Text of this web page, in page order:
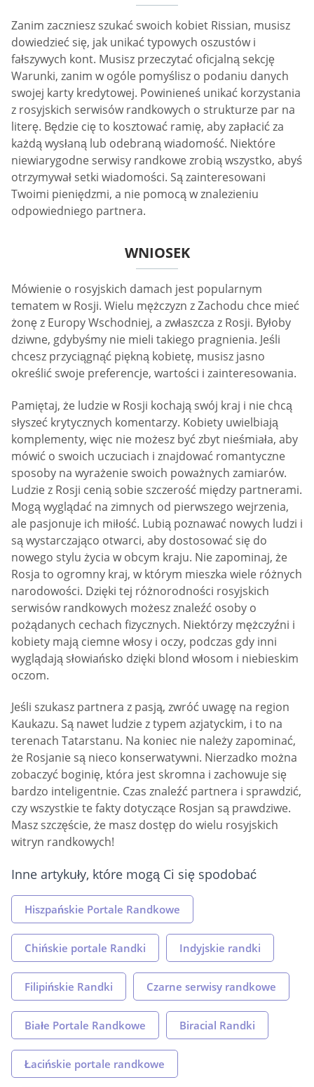
Zanim zaczniesz szukać swoich kobiet Rissian, musisz
dowiedzieć się, jak unikać typowych oszustów i
fałszywych kont. Musisz przeczytać oficjalną sekcję
Warunki, zanim w ogóle pomyślisz o podaniu danych
swojej karty kredytowej. Powinieneś unikać korzystania
z rosyjskich serwisów randkowych o strukturze par na
literę. Będzie cię to kosztować ramię, aby zapłacić za
każdą wysłaną lub odebraną wiadomość. Niektóre
niewiarygodne serwisy randkowe zrobią wszystko, abyś
otrzymywał setki wiadomości. Są zainteresowani
Twoimi pieniędzmi, a nie pomocą w znalezieniu
odpowiedniego partnera.
WNIOSEK
Mówienie o rosyjskich damach jest popularnym
tematem w Rosji. Wielu mężczyzn z Zachodu chce mieć
żonę z Europy Wschodniej, a zwłaszcza z Rosji. Byłoby
dziwne, gdybyśmy nie mieli takiego pragnienia. Jeśli
chcesz przyciągnąć piękną kobietę, musisz jasno
określić swoje preferencje, wartości i zainteresowania.
Pamiętaj, że ludzie w Rosji kochają swój kraj i nie chcą
słyszeć krytycznych komentarzy. Kobiety uwielbiają
komplementy, więc nie możesz być zbyt nieśmiała, aby
mówić o swoich uczuciach i znajdować romantyczne
sposoby na wyrażenie swoich poważnych zamiarów.
Ludzie z Rosji cenią sobie szczerość między partnerami.
Mogą wyglądać na zimnych od pierwszego wejrzenia,
ale pasjonuje ich miłość. Lubią poznawać nowych ludzi i
są wystarczająco otwarci, aby dostosować się do
nowego stylu życia w obcym kraju. Nie zapominaj, że
Rosja to ogromny kraj, w którym mieszka wiele różnych
narodowości. Dzięki tej różnorodności rosyjskich
serwisów randkowych możesz znaleźć osoby o
pożądanych cechach fizycznych. Niektórzy mężczyźni i
kobiety mają ciemne włosy i oczy, podczas gdy inni
wyglądają słowiańsko dzięki blond włosom i niebieskim
oczom.
Jeśli szukasz partnera z pasją, zwróć uwagę na region
Kaukazu. Są nawet ludzie z typem azjatyckim, i to na
terenach Tatarstanu. Na koniec nie należy zapominać,
że Rosjanie są nieco konserwatywni. Nierzadko można
zobaczyć boginię, która jest skromna i zachowuje się
bardzo inteligentnie. Czas znaleźć partnera i sprawdzić,
czy wszystkie te fakty dotyczące Rosjan są prawdziwe.
Masz szczęście, że masz dostęp do wielu rosyjskich
witryn randkowych!
Inne artykuły, które mogą Ci się spodobać
Hiszpańskie Portale Randkowe
Chińskie portale Randki Indyjskie randki
Filipińskie Randki Czarne serwisy randkowe
Białe Portale Randkowe Biracial Randki
Łacińskie portale randkowe